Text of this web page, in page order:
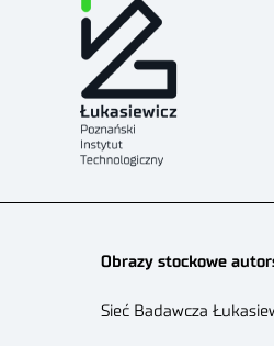
Obrazy stockowe
Sieć Badawcza